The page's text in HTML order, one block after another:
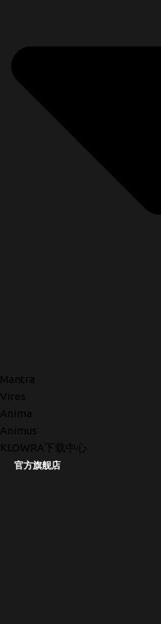
Mantra
Vires
Anima
Animus
KLOWRA下载中心
官方旗舰店